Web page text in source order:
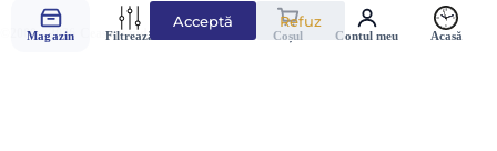
Acceptă Refuz
©2000 - 2026 Ceasuri.md
Magazin Filtrează Coșul Contul meu Acasă